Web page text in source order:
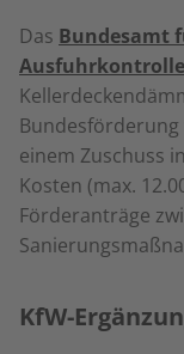
Das Bundesamt
Ausfuhrkontrolle
Bundesförderung
einem Zuschuss
Kosten (max.
Förderanträge
KfW-